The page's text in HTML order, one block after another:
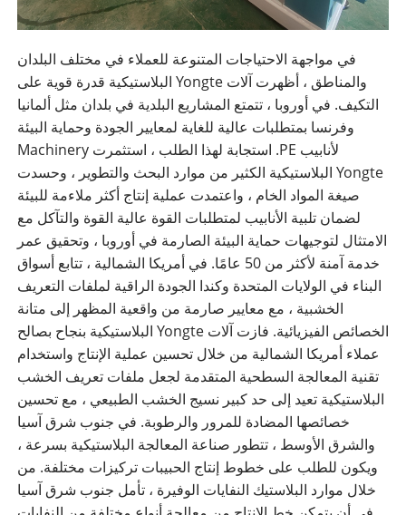
في مواجهة الاحتياجات المتنوعة للعملاء في مختلف البلدان
والمناطق ، أظهرت آلات Yongte البلاستيكية قدرة قوية على
التكيف. في أوروبا ، تتمتع المشاريع البلدية في بلدان مثل ألمانيا
وفرنسا بمتطلبات عالية للغاية لمعايير الجودة وحماية البيئة
لأنابيب PE. استجابة لهذا الطلب ، استثمرت Machinery
Yongte البلاستيكية الكثير من موارد البحث والتطوير ، وحسدت
صيغة المواد الخام ، واعتمدت عملية إنتاج أكثر ملاءمة للبيئة
لضمان تلبية الأنابيب لمتطلبات القوة عالية القوة والتآكل مع
الامتثال لتوجيهات حماية البيئة الصارمة في أوروبا ، وتحقيق عمر
خدمة آمنة لأكثر من 50 عامًا. في أمريكا الشمالية ، تتابع أسواق
البناء في الولايات المتحدة وكندا الجودة الراقية لملفات التعريف
الخشبية ، مع معايير صارمة من واقعية المظهر إلى متانة
الخصائص الفيزيائية. فازت آلات Yongte البلاستيكية بنجاح بصالح
عملاء أمريكا الشمالية من خلال تحسين عملية الإنتاج واستخدام
تقنية المعالجة السطحية المتقدمة لجعل ملفات تعريف الخشب
البلاستيكية تعيد إلى حد كبير نسيج الخشب الطبيعي ، مع تحسين
خصائصها المضادة للمرور والرطوبة. في جنوب شرق آسيا
والشرق الأوسط ، تتطور صناعة المعالجة البلاستيكية بسرعة ،
ويكون للطلب على خطوط إنتاج الحبيبات تركيزات مختلفة. من
خلال موارد البلاستيك النفايات الوفيرة ، تأمل جنوب شرق آسيا